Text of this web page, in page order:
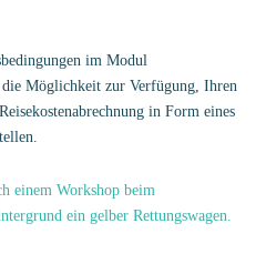
im Modul
die Möglichkeit zur Verfügung, Ihren
in Form eines